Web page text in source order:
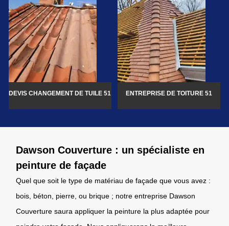
DEVIS CHANGEMENT DE TUILE 51 ENTREPRISE DE TOITURE 51
Dawson Couverture : un spécialiste en
peinture de façade
Quel que soit le type de matériau de façade que vous avez :
bois, béton, pierre, ou brique ; notre entreprise Dawson
Couverture saura appliquer la peinture la plus adaptée pour